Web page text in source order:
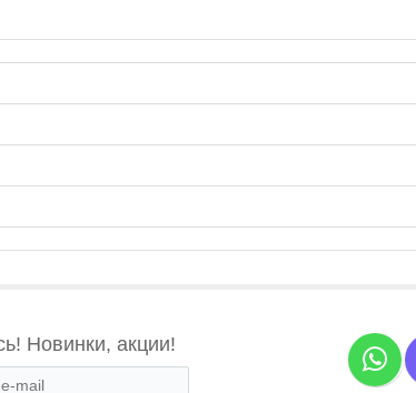
Новинки, акции!